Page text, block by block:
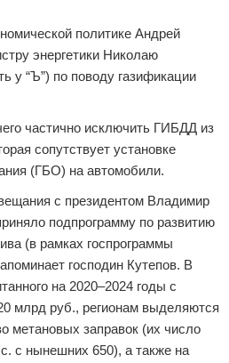
политике Андрей
энергетики Николаю
у “Ъ”) по поводу газификации
частично исключить ГИБДД из
сопутствует установке
(ГБО) на автомобили.
с президентом Владимир
подпрограмму по развитию
(в рамках госпрограммы
господин Кутепов. В
на 2020–2024 годы с
млрд руб., регионам выделяются
метановых заправок (их число
с нынешних 650), а также на